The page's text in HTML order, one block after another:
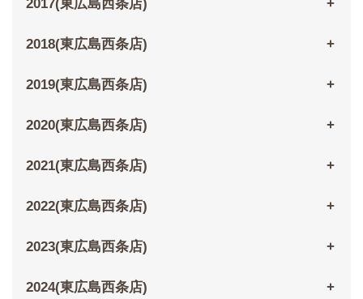
2017(東広島西条店)
2018(東広島西条店)
2019(東広島西条店)
2020(東広島西条店)
2021(東広島西条店)
2022(東広島西条店)
2023(東広島西条店)
2024(東広島西条店)